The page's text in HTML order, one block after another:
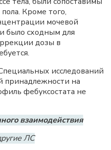
Кроме того,
мочевой
было сходным для
дозы в
исследований
принадлежности на
фебуксостата не
взаимодействия
ЛС